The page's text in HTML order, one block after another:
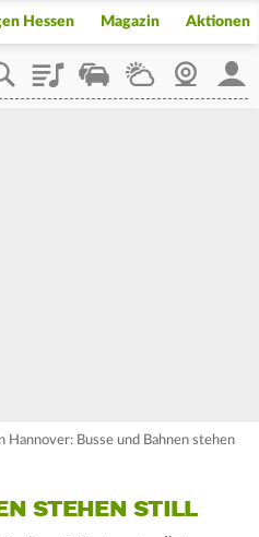
Hessen Magazin Aktionen
PlaylistStaupilotWetterWebcam
Hannover: Busse und Bahnen stehen
STEHEN STILL